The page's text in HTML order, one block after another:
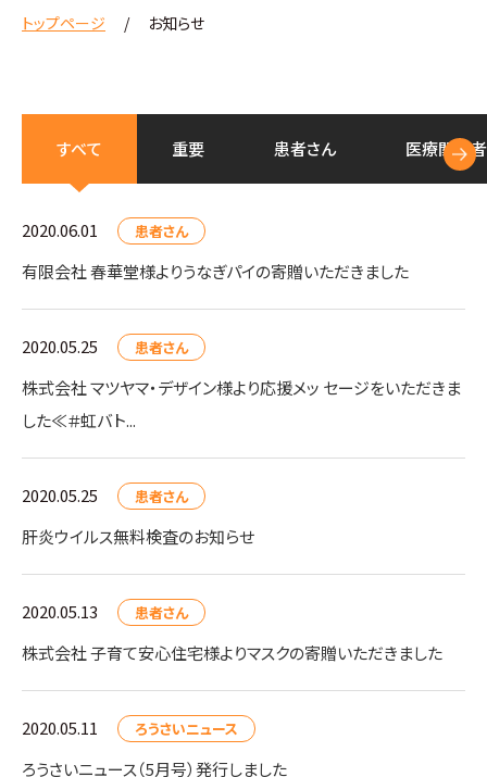
トップページ お知らせ
すべて 重要 患者さん 医療関係
2020.06.01 患者さん
有限会社 春華堂様よりうなぎパイの寄贈いただきました
2020.05.25 患者さん
株式会社 マツヤマ・デザイン様より応援メッ セージをいただきま
した≪＃虹バト...
2020.05.25 患者さん
肝炎ウイルス無料検査のお知らせ
2020.05.13 患者さん
株式会社 子育て安心住宅様よりマスクの寄贈いただきました
2020.05.11 ろうさいニュース
ろうさいニュース（5月号）発行しました